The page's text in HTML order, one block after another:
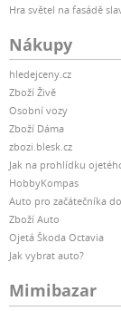
Hra světel na fasádě
Nákupy
hledejceny.cz
Zboží Živě
Osobní vozy
Zboží Dáma
zbozi.blesk.cz
Jak na prohlídku
HobbyKompas
Auto pro začátečníka
Zboží Auto
Ojetá Škoda Octavia
Jak vybrat auto?
Mimibazar